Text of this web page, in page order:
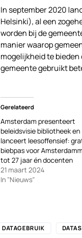
In september 2020
Helsinki), al een
worden bij de
manier waarop
mogelijkheid te bieden
gemeente gebruikt
Gerelateerd
Amsterdam presenteert
beleidsvisie bibliotheek en
lanceert leesoffensief:
biebpas voor
tot 27 jaar én docenten
21 maart 2024
In "Nieuws"
DATAGEBRUIK